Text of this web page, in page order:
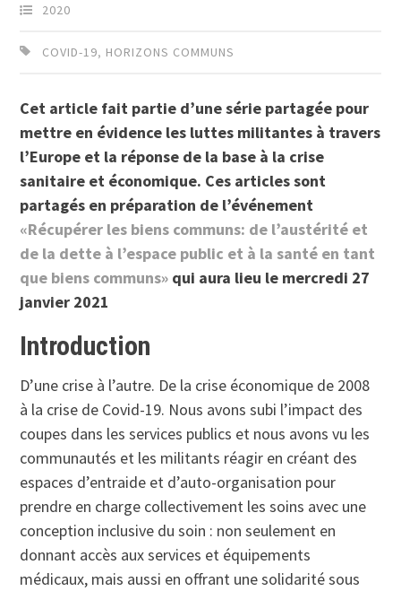
2020
COVID-19, HORIZONS COMMUNS
Cet article fait partie d’une série partagée pour
mettre en évidence les luttes militantes à travers
l’Europe et la réponse de la base à la crise
sanitaire et économique. Ces articles sont
partagés en préparation de l’événement
«Récupérer les biens communs: de l’austérité et
de la dette à l’espace public et à la santé en tant
que biens communs» qui aura lieu le mercredi 27
janvier 2021
Introduction
D’une crise à l’autre. De la crise économique de 2008
à la crise de Covid-19. Nous avons subi l’impact des
coupes dans les services publics et nous avons vu les
communautés et les militants réagir en créant des
espaces d’entraide et d’auto-organisation pour
prendre en charge collectivement les soins avec une
conception inclusive du soin : non seulement en
donnant accès aux services et équipements
médicaux, mais aussi en offrant une solidarité sous